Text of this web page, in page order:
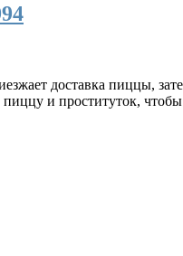
доставка пиццы,
пиццу и проституток,